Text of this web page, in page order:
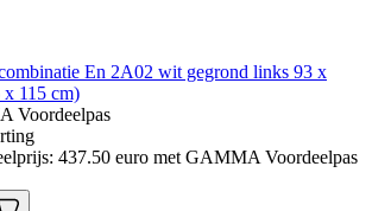
En 2A02 wit gegrond links 93 x
115 cm)
Voordeelpas
437.50 euro met GAMMA Voordeelpas